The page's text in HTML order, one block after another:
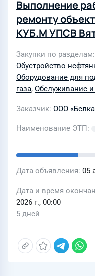
Выполнение
ремонту
КУБ.М УПСВ
емкостного
Закупки по разделам
Обустройство
Оборудование для
газа, Обслуживание и
Заказчик ООО
Наименование ЭТП
Дата объявления 05
Дата и время
2026 г., 00:00
5 дней